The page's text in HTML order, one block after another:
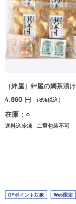
［絆屋］絆屋の鯛茶漬け
4,860 円 （8%税込）
在庫：○
送料込冷凍 二重包装不可
OPポイント対象 Web限定